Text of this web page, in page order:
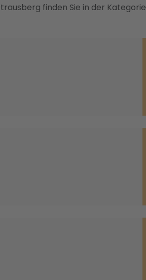
finden Sie in der Kategorie